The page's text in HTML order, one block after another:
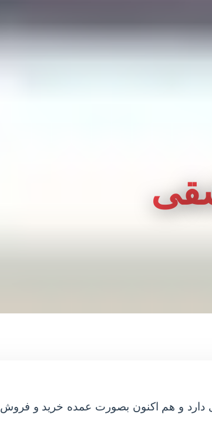
دارد و هم اکنون بصورت عمده خرید و فروش